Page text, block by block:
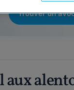
Trouver un